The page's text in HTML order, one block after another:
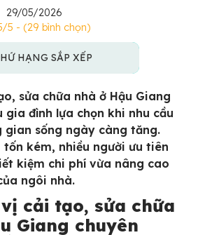
29/05/2026
5 - (29 bình chọn)
HẠNG SẮP XẾP
sửa chữa nhà ở Hậu Giang
gia đình lựa chọn khi nhu cầu
gian sống ngày càng tăng.
kém, nhiều người ưu tiên
kiệm chi phí vừa nâng cao
ngôi nhà.
cải tạo, sửa chữa
Giang chuyên